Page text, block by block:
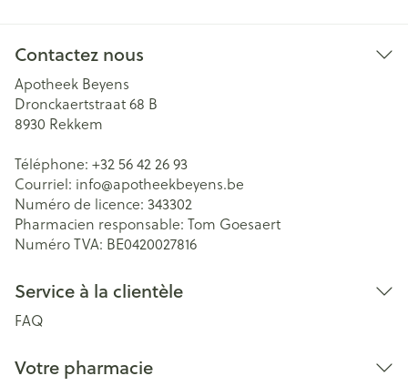
Contactez nous
Apotheek Beyens
Dronckaertstraat 68 B
8930 Rekkem
Téléphone: +32 56 42 26 93
Courriel: info@apotheekbeyens.be
Numéro de licence: 343302
Pharmacien responsable: Tom Goesaert
Numéro TVA: BE0420027816
Service à la clientèle
FAQ
Votre pharmacie